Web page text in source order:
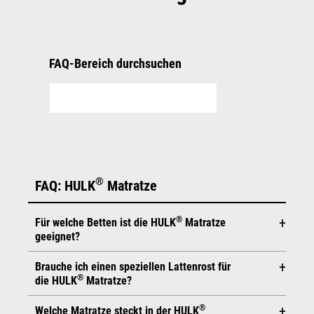
FAQ-Bereich durchsuchen
FAQ: HULK® Matratze
Für welche Betten ist die HULK® Matratze
geeignet?
Du kannst die HULK®Matratze auf jede Art von
Bettgestell legen: ob Boxspringbett, Palettenbett,
gängiger Bettrahmen – oder ganz ohne Bettgestell als
Brauche ich einen speziellen Lattenrost für
die HULK® Matratze?
®
Welche Matratze steckt in der HULK®